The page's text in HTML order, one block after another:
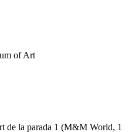
of Art
de la parada 1 (M&M World, 1